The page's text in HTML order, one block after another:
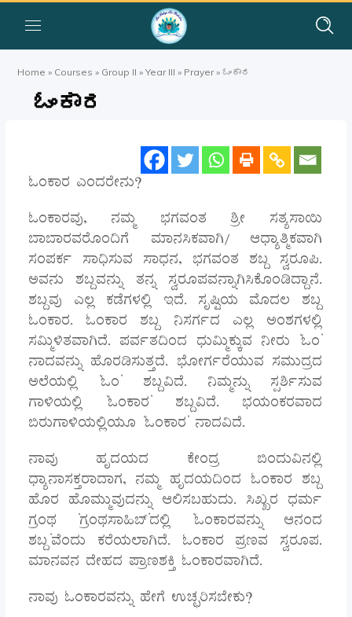
Home » Courses » Group II »Year III » Prayer»ಓಂಕಾರ
ಓಂಕಾರ
ಓಂಕಾರ ಎಂದರೇನು?
ಓಂಕಾರವು, ನಮ್ಮ ಭಗವಂತ ಶ್ರೀ ಸತ್ಯಸಾಯಿ
ಬಾಬಾರವರೊಂದಿಗೆ ಮಾನಸಿಕವಾಗಿ/ ಆಧ್ಯಾತ್ಮಿಕವಾಗಿ
ಸಂಪರ್ಕ ಸಾಧಿಸುವ ಸಾಧನ, ಭಗವಂತ ಶಬ್ದ ಸ್ವರೂಪಿ.
ಅವನು ಶಬ್ದವನ್ನು ತನ್ನ ಸ್ವರೂಪವನ್ನಾಗಿಸಿಕೊಂಡಿದ್ದಾನೆ.
ಶಬ್ದವು ಎಲ್ಲ ಕಡೆಗಳಲ್ಲಿ ಇದೆ. ಸೃಷ್ಟಿಯ ಮೊದಲ ಶಬ್ದ
ಓಂಕಾರ. ಓಂಕಾರ ಶಬ್ದ ನಿಸರ್ಗದ ಎಲ್ಲ ಅಂಶಗಳಲ್ಲಿ
ಸಮ್ಮಿಳಿತವಾಗಿದೆ. ಪರ್ವತದಿಂದ ಧುಮ್ಮಿಕ್ಕುವ ನೀರು ‘ಓಂ’
ನಾದವನ್ನು ಹೊರಡಿಸುತ್ತದೆ. ಭೋಗ೵ರೆಯುವ ಸಮುದ್ರದ
ಅಲೆಯಲ್ಲಿ ‘ಓಂ’ ಶಬ್ದವಿದೆ. ನಿಮ್ಮನ್ನು ಸ್ಪರ್ಶಿಸುವ
ಗಾಳಿಯಲ್ಲಿ ‘ಓಂಕಾರ’ ಶಬ್ದವಿದೆ. ಭಯಂಕರವಾದ
ಬಿರುಗಾಳಿಯಲ್ಲಿಯೂ ‘ಓಂಕಾರ’ ನಾದವಿದೆ.
ನಾವು ಹೃದಯದ ಕೇಂದ್ರ ಬಿಂದುವಿನಲ್ಲಿ
ಧ್ಯಾನಾಸಕ್ತರಾದಾಗ, ನಮ್ಮ ಹೃದಯದಿಂದ ಓಂಕಾರ ಶಬ್ದ
ಹೊರ ಹೊಮ್ಮುವುದನ್ನು ಆಲಿಸಬಹುದು. ಸಿಖ್ಖರ ಧರ್ಮ
ಗ್ರಂಥ ‘ಗ್ರಂಥಸಾಹಿಬ್’ದಲ್ಲಿ ‘ಓಂಕಾರವನ್ನು ಆನಂದ
ಶಬ್ದ’ವೆಂದು ಕರೆಯಲಾಗಿದೆ. ಓಂಕಾರ ಪ್ರಣವ ಸ್ವರೂಪ.
ಮಾನವನ ದೇಹದ ಪ್ರಾಣಶಕ್ತಿ ಓಂಕಾರವಾಗಿದೆ.
ನಾವು ಓಂಕಾರವನ್ನು ಹೇಗೆ ಉಚ್ಛರಿಸಬೇಕು?